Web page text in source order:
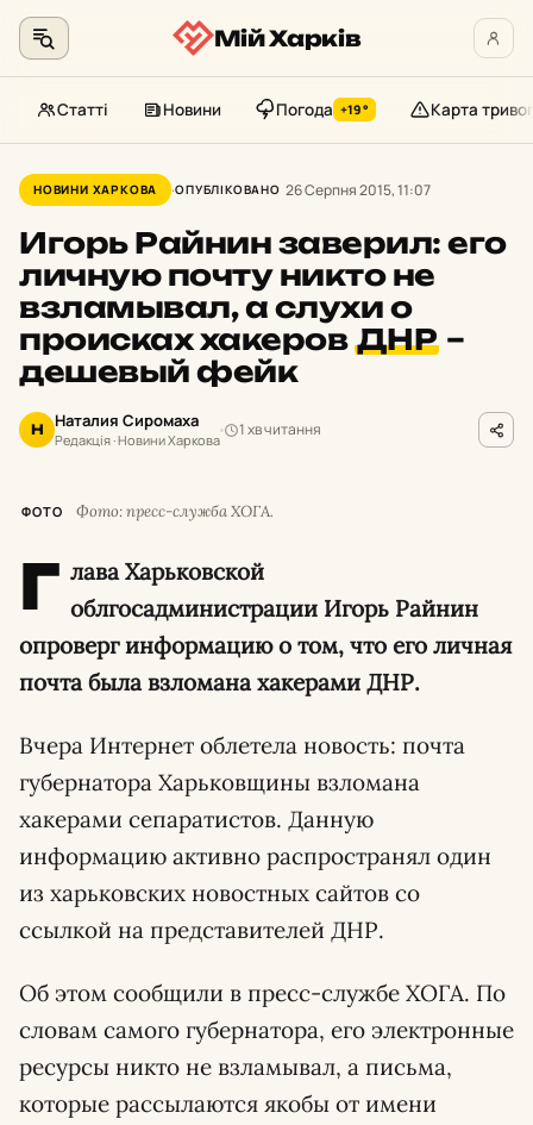
до
контенту
Мій Харків
Статті Новини Погода +19° Карта тривог
НОВИНИ ХАРКОВА ОПУБЛІКОВАНО 26 Серпня 2015, 11:07
Игорь Райнин заверил: его
личную почту никто не
взламывал, а слухи о
происках хакеров ДНР –
дешевый фейк
Н Наталия Сиромаха
Редакція · Новини Харкова
1 хв читання
ФОТО Фото: пресс-служба ХОГА.
Г лава Харьковской
облгосадминистрации Игорь Райнин
опроверг информацию о том, что его личная
почта была взломана хакерами ДНР.
Вчера Интернет облетела новость: почта
губернатора Харьковщины взломана
хакерами сепаратистов. Данную
информацию активно распространял один
из харьковских новостных сайтов со
ссылкой на представителей ДНР.
Об этом сообщили в пресс-службе ХОГА. По
словам самого губернатора, его электронные
ресурсы никто не взламывал, а письма,
которые рассылаются якобы от имени